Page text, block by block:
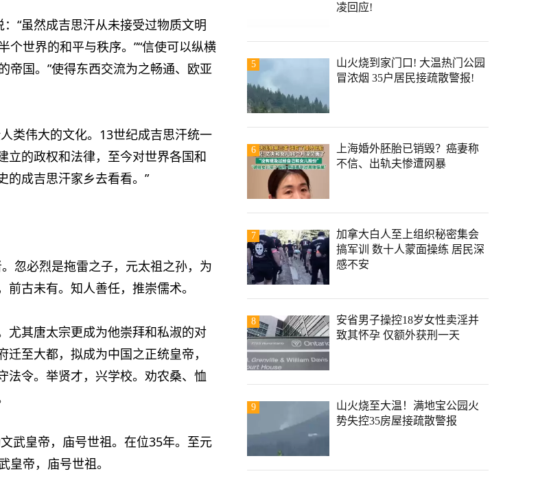
“虽然成吉思汗从未接受过物质文明
世界的和平与秩序。”“信使可以纵横
帝国。”使得东西交流为之畅通、欧亚
类伟大的文化。13世纪成吉思汗统一
立的政权和法律，至今对世界各国和
的成吉思汗家乡去看看。”
忽必烈是拖雷之子，元太祖之孙，为
古未有。知人善任，推崇儒术。
尤其唐太宗更成为他崇拜和私淑的对
至大都，拟成为中国之正统皇帝，
法令。举贤才，兴学校。劝农桑、恤
武皇帝，庙号世祖。在位35年。至元
帝，庙号世祖。
凌回应!
5
山火烧到家门口! 大温热门公园
冒浓烟 35户居民接疏散警报!
6
上海婚外胚胎已销毁？癌妻称
不信、出轨夫惨遭网暴
7
加拿大白人至上组织秘密集会
搞军训 数十人蒙面操练 居民深
感不安
8
安省男子操控18岁女性卖淫并
致其怀孕 仅额外获刑一天
9
山火烧至大温！满地宝公园火
势失控35房屋接疏散警报